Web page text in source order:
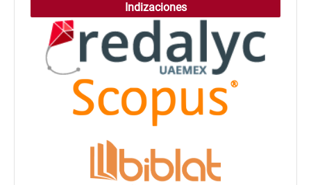
Indizaciones